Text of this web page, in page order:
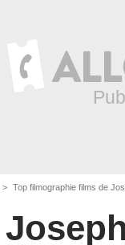
Top filmographie films de